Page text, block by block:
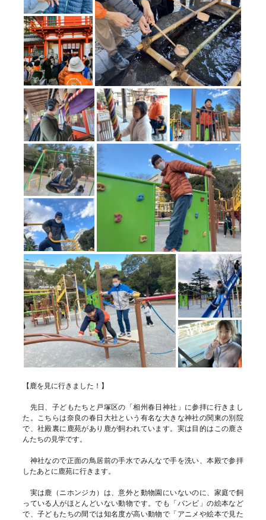
【鹿を見に行きました！】
先日、子どもたちと戸塚区の「相州春日神社」に参拝に行きまし
た。こちらは奈良の春日大社という有名な大きな神社の関東の別院
で、社殿裏に鹿苑があり鹿が飼われています。実は目的はこの鹿さ
んたちの見学です。
神社なので正面の鳥居前の手水でみんなで手を洗い、本殿で参拝
したあとに鹿苑に行きます。
実は鹿（ニホンジカ）は、意外と動物園にいないのに、家庭で飼
っている人がほとんどいない動物です。でも「バンビ」の絵本など
で、子どもたちの間では知名度が高い動物で「アニメや絵本で見た